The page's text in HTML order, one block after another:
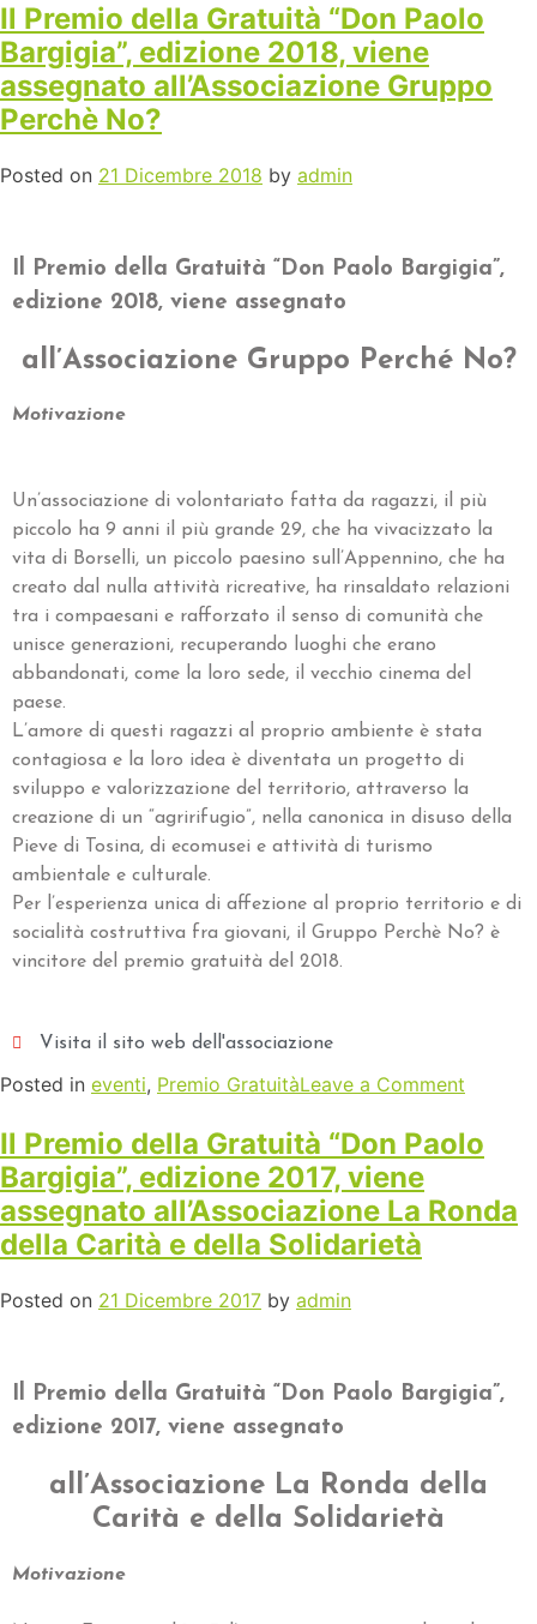
Il Premio della Gratuità “Don Paolo
Bargigia”, edizione 2018, viene
assegnato all’Associazione Gruppo
Perchè No?
Posted on 21 Dicembre 2018 by admin
Il Premio della Gratuità “Don Paolo Bargigia”,
edizione 2018, viene assegnato
all’Associazione Gruppo Perché No?
Motivazione
Un’associazione di volontariato fatta da ragazzi, il più
piccolo ha 9 anni il più grande 29, che ha vivacizzato la
vita di Borselli, un piccolo paesino sull’Appennino, che ha
creato dal nulla attività ricreative, ha rinsaldato relazioni
tra i compaesani e rafforzato il senso di comunità che
unisce generazioni, recuperando luoghi che erano
abbandonati, come la loro sede, il vecchio cinema del
paese.
L’amore di questi ragazzi al proprio ambiente è stata
contagiosa e la loro idea è diventata un progetto di
sviluppo e valorizzazione del territorio, attraverso la
creazione di un “agririfugio”, nella canonica in disuso della
Pieve di Tosina, di ecomusei e attività di turismo
ambientale e culturale.
Per l’esperienza unica di affezione al proprio territorio e di
socialità costruttiva fra giovani, il Gruppo Perchè No? è
vincitore del premio gratuità del 2018.
Visita il sito web dell'associazione
Posted in eventi, Premio GratuitàLeave a Comment
Il Premio della Gratuità “Don Paolo
Bargigia”, edizione 2017, viene
assegnato all’Associazione La Ronda
della Carità e della Solidarietà
Posted on 21 Dicembre 2017 by admin
Il Premio della Gratuità “Don Paolo Bargigia”,
edizione 2017, viene assegnato
all’Associazione La Ronda della
Carità e della Solidarietà
Motivazione